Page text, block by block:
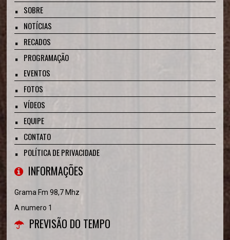
SOBRE
NOTÍCIAS
RECADOS
PROGRAMAÇÃO
EVENTOS
FOTOS
VÍDEOS
EQUIPE
CONTATO
POLÍTICA DE PRIVACIDADE
INFORMAÇÕES
Grama Fm 98,7 Mhz
A numero 1
PREVISÃO DO TEMPO